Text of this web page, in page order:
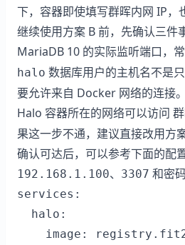
下，容器即使填写群晖内网 IP，
继续使用方案 B 前，先确认三件事
MariaDB 10 的实际监听端口，
halo 数据库用户的主机名不是
要允许来自 Docker 网络的连接。
Halo 容器所在的网络可以访问
果这一步不通，建议直接改用方案
确认可达后，可以参考下面的配
192.168.1.100、 3307 和密
services:
  halo:
image: